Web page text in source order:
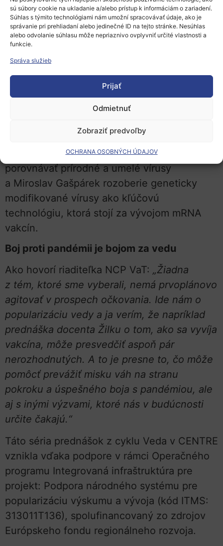
sú súbory cookie na ukladanie a/alebo prístup k informáciám o zariadení.
Súhlas s týmito technológiami nám umožní spracovávať údaje, ako je
správanie pri prehliadaní alebo jedinečné ID na tejto stránke. Nesúhlas
alebo odvolanie súhlasu môže nepriaznivo ovplyvniť určité vlastnosti a
funkcie.
Správa služieb
Prijať
Odmietnuť
Zobraziť predvoľby
OCHRANA OSOBNÝCH ÚDAJOV
výzvou pre vedcov na celom svete. Vybrali
sme túto tému s ohľadom na jej popularitu,
ale aj dôležitosť – virológia je naozaj jedným
z povolaní budúcnosti.“
V prednáškach sa môžete tešiť napríklad na
témy ako história pandémií, o ktorej príde
porozprávať Matej Gogola, o matematike
svojej prednáške „Kedy podľa matematiky
skončí pandémia“. Boris Klempa bude
porovnávať prírodné a umelé vírusy
a Miroslav Gašpárek rozoberie geneticky
modifikované vírusy ako kľúčovú
technológiu, ktorá stojí za vývojom mRNA
vakcín.
Boj proti pandémii je bojom za vedu
Ako hovorí riaditeľka NCP VaT: „Žiadna
z tém, ktoré sme vyberali, nemá prvoplánovo
agitovať v prospech očkovania. Ide nám o
popularizáciu vedy a ja verím, že napríklad
prednáška docenta Žilku o tom, ako sa vyvíja
vakcína, môže presvedčiť aspoň pár
nerozhodnutých. A to je presne to, čo môže
pomôcť prevážiť misku váh na stranu
pokroku a úspešného boja s pandémiou, ale
aj s inými výzvami, ktoré nás v budúcnosti
určite čakajú.“
Táto séria prednášok z cyklu Veda v CENTRE
vznikla vďaka podpore v rámci Operačného
programu Integrovaná infraštruktúra pre
projekt: Podpora národného systému pre
popularizáciu výskumu a vývoja (kód ITMS:
313011T136), spolufinancovaný zo zdrojov
Európskeho fondu regionálneho rozvoja.